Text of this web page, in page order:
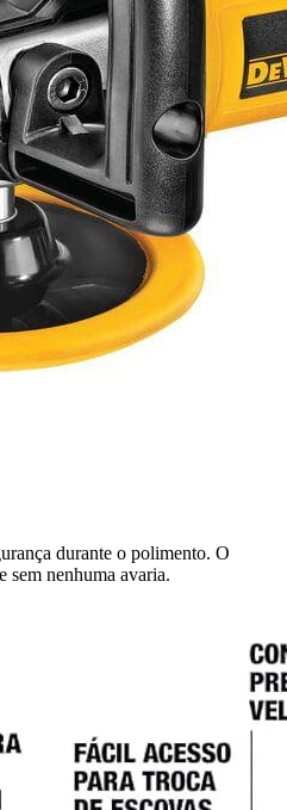
durante o polimento. O
sem nenhuma avaria.